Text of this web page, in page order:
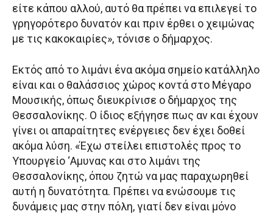
είτε κάπου αλλού, αυτό θα πρέπει να επιλεγεί το
γρηγορότερο δυνατόν και πριν έρθει ο χειμώνας
με τις κακοκαιρίες», τόνισε ο δήμαρχος.
Εκτός από το λιμάνι ένα ακόμα σημείο κατάλληλο
είναι και ο θαλάσσιος χώρος κοντά στο Μέγαρο
Μουσικής, όπως διευκρίνισε ο δήμαρχος της
Θεσσαλονίκης. Ο ίδιος εξήγησε πως αν και έχουν
γίνει οι απαραίτητες ενέργειες δεν έχει δοθεί
ακόμα λύση. «Έχω στείλει επιστολές προς το
Υπουργείο ‘Αμυνας και στο λιμάνι της
Θεσσαλονίκης, όπου ζητώ να μας παραχωρηθεί
αυτή η δυνατότητα. Πρέπει να ενώσουμε τις
δυνάμεις μας στην πόλη, γιατί δεν είναι μόνο